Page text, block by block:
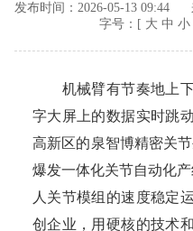
发布时间： 2026-05-13 09:44
字号：[ 大 中 小
机械臂有节奏地上下
字大屏上的数据实时跳
高新区的泉智博精密关
爆发一体化关节自动化
人关节模组的速度稳定
创企业，用硬核的技术